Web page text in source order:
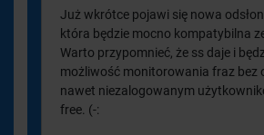
Już wkrótce pojawi się nowa
która będzie mocno kompatybilna
Warto przypomnieć, że ss daje i
możliwość monitorowania fraz bez
nawet niezalogowanym
free. (-: